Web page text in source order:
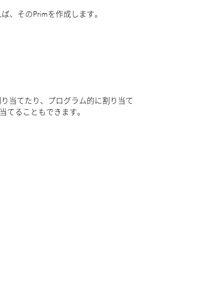
、そのPrimを作成します。
当てたり、プログラム的に割り当て
ることもできます。